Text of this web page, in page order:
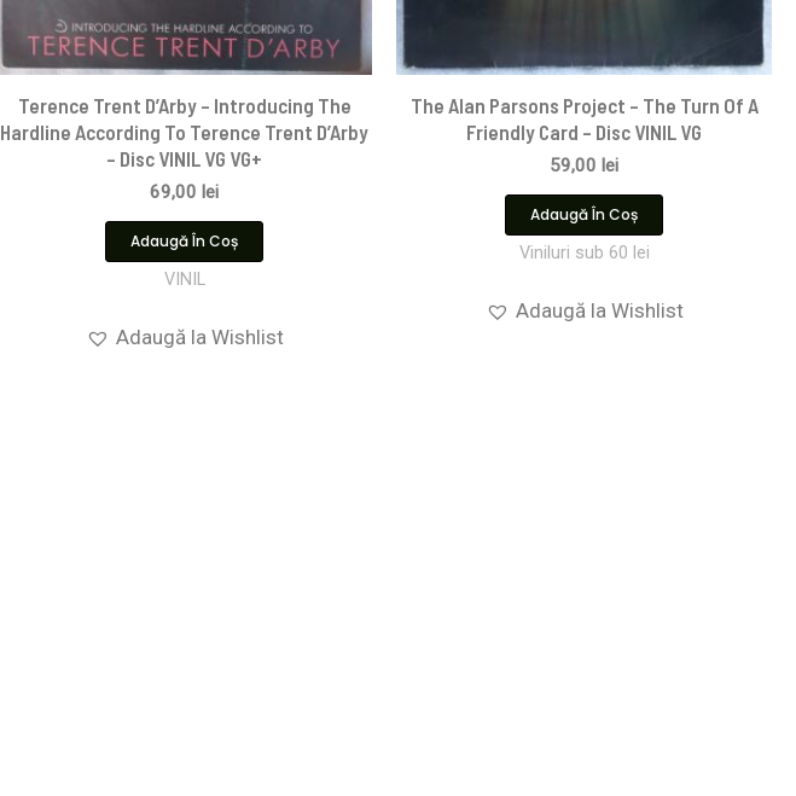
Terence Trent D’Arby – Introducing The
Hardline According To Terence Trent D’Arby
– Disc VINIL VG VG+
69,00 lei
Adaugă În Coș
VINIL
Adaugă la Wishlist
The Alan Parsons Project – The Turn Of A
Friendly Card – Disc VINIL VG
59,00 lei
Adaugă În Coș
Viniluri sub 60 lei
Adaugă la Wishlist